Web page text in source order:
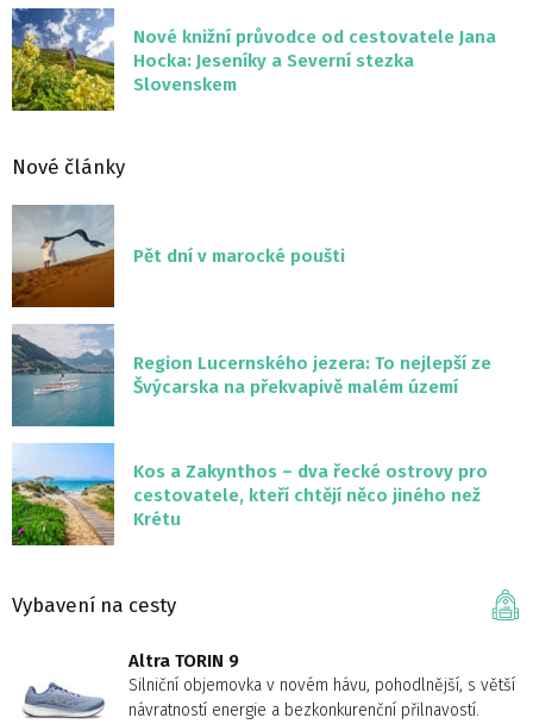
Nové knižní průvodce od cestovatele Jana
Hocka: Jeseníky a Severní stezka
Slovenskem
Nové články
Pět dní v marocké poušti
Region Lucernského jezera: To nejlepší ze
Švýcarska na překvapivě malém území
Kos a Zakynthos – dva řecké ostrovy pro
cestovatele, kteří chtějí něco jiného než
Krétu
Vybavení na cesty
Altra TORIN 9
Silniční objemovka v novém hávu, pohodlnější, s větší
návratností energie a bezkonkurenční přilnavostí.